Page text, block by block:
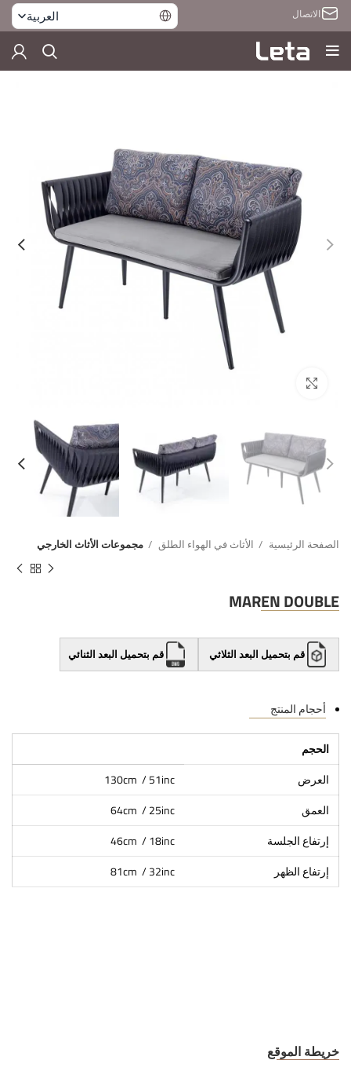
الاتصال العربية
الصفحة الرئيسية الأثاث في الهواء الطلق مجموعات الأثاث الخارجي
MAREN DOUBLE
قم بتحميل البعد الثلاثي قم بتحميل البعد الثنائي
أحجام المنتج
الحجم
العرض
130cm / 51inc
العمق
64cm / 25inc
إرتفاع الجلسة
46cm / 18inc
إرتفاع الظهر
81cm / 32inc
خريطة الموقع